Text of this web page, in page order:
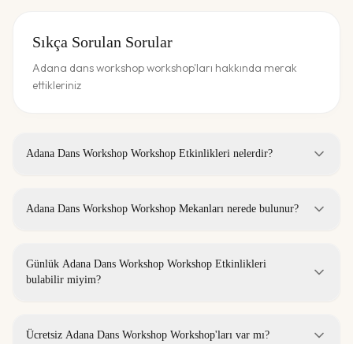
Sıkça Sorulan Sorular
Adana dans workshop workshop'ları hakkında merak
ettikleriniz
Adana Dans Workshop Workshop Etkinlikleri nelerdir?
Adana Dans Workshop Workshop Mekanları nerede bulunur?
Günlük Adana Dans Workshop Workshop Etkinlikleri
bulabilir miyim?
Ücretsiz Adana Dans Workshop Workshop'ları var mı?